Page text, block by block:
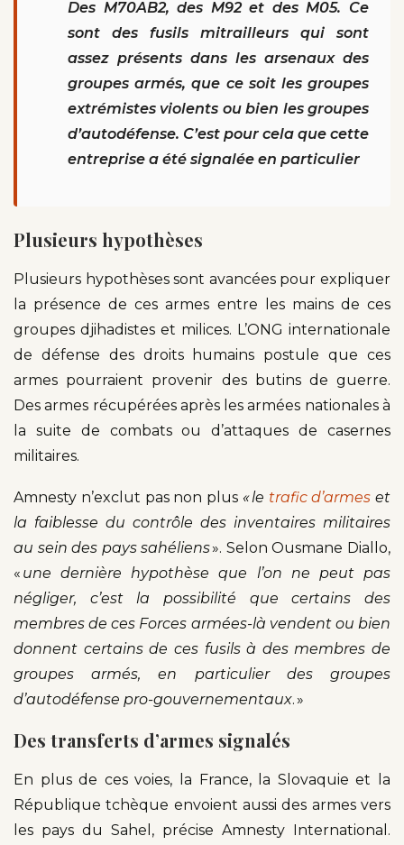
Des M70AB2, des M92 et des M05. Ce
sont des fusils mitrailleurs qui sont
assez présents dans les arsenaux des
groupes armés, que ce soit les groupes
extrémistes violents ou bien les groupes
d’autodéfense. C’est pour cela que cette
entreprise a été signalée en particulier
Plusieurs hypothèses
Plusieurs hypothèses sont avancées pour expliquer
la présence de ces armes entre les mains de ces
groupes djihadistes et milices. L’ONG internationale
de défense des droits humains postule que ces
armes pourraient provenir des butins de guerre.
Des armes récupérées après les armées nationales à
la suite de combats ou d’attaques de casernes
militaires.
Amnesty n’exclut pas non plus « le trafic d’armes et
la faiblesse du contrôle des inventaires militaires
au sein des pays sahéliens». Selon Ousmane Diallo,
« une dernière hypothèse que l’on ne peut pas
négliger, c’est la possibilité que certains des
membres de ces Forces armées-là vendent ou bien
donnent certains de ces fusils à des membres de
groupes armés, en particulier des groupes
d’autodéfense pro-gouvernementaux. »
Des transferts d’armes signalés
En plus de ces voies, la France, la Slovaquie et la
République tchèque envoient aussi des armes vers
les pays du Sahel, précise Amnesty International.